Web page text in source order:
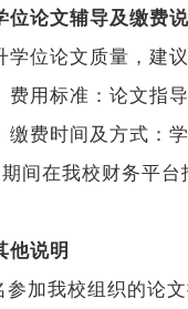
位论文辅导及缴费
学位论文质量，建
费用标准：论文指导
缴费时间及方式：
期间在我校财务平台
他说明
参加我校组织的论